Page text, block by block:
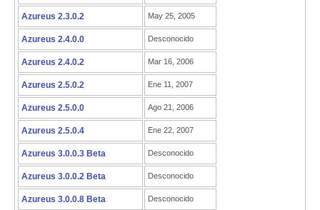
Azureus 2.3.0.2 May 25, 2005
Azureus 2.4.0.0 Desconocido
Azureus 2.4.0.2 Mar 16, 2006
Azureus 2.5.0.2 Ene 11, 2007
Azureus 2.5.0.0 Ago 21, 2006
Azureus 2.5.0.4 Ene 22, 2007
Azureus 3.0.0.3 Beta Desconocido
Azureus 3.0.0.2 Beta Desconocido
Azureus 3.0.0.8 Beta Desconocido